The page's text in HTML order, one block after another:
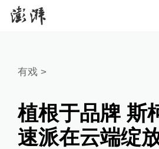
有戏 >
植根于品牌 斯
速派在云端绽